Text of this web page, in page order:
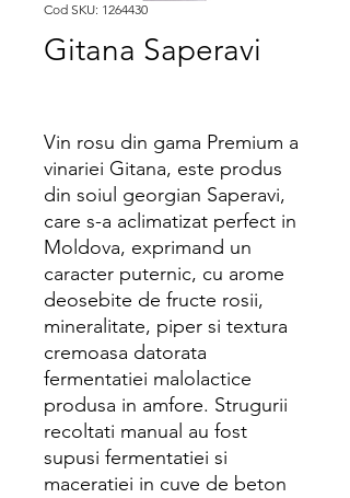
Cod SKU: 1264430
Gitana Saperavi
Vin rosu din gama Premium a
vinariei Gitana, este produs
din soiul georgian Saperavi,
care s-a aclimatizat perfect in
Moldova, exprimand un
caracter puternic, cu arome
deosebite de fructe rosii,
mineralitate, piper si textura
cremoasa datorata
fermentatiei malolactice
produsa in amfore. Strugurii
recoltati manual au fost
supusi fermentatiei si
maceratiei in cuve de beton